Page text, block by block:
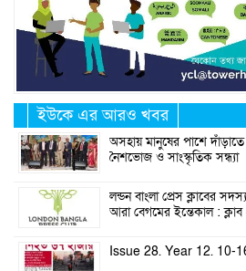
ইউকে এর আরও খবর
অসহায় মানুষের পাশে
নৈশভোজ ও সাংস্কৃতিক সন্ধ্যা
লন্ডন বাংলা প্রেস ক্লাবের
আরা বেগমের ইন্তেকাল :
Issue 28. Year 12. 10-